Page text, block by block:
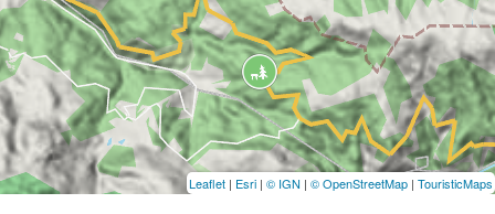
Leaflet | Esri | © IGN | © OpenStreetMap | TouristicMaps